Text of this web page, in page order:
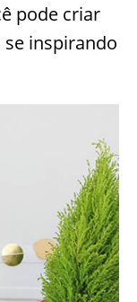
pode criar
inspirando